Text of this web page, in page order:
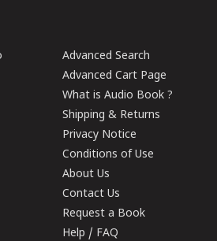
Advanced Search
Advanced Cart Page
What is Audio Book ?
Shipping & Returns
Privacy Notice
Conditions of Use
About Us
Contact Us
Request a Book
Help / FAQ